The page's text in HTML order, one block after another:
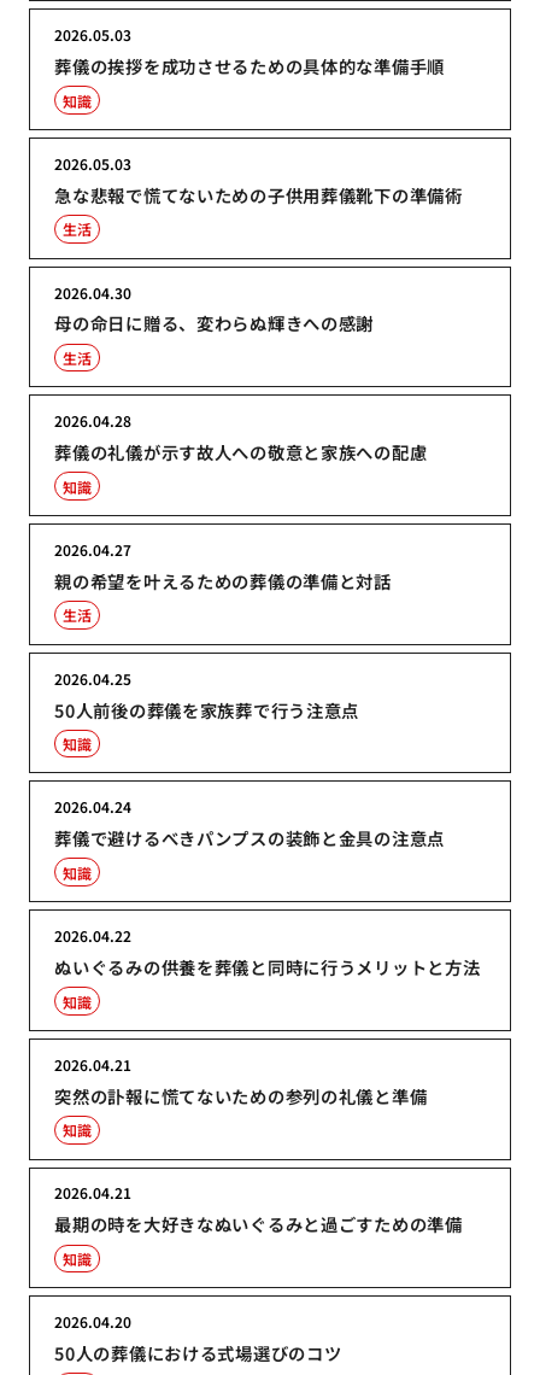
葬儀の挨拶を成功させるための具体的な準備手順
2026.05.03
知識
急な悲報で慌てないための子供用葬儀靴下の準備術
2026.05.03
生活
母の命日に贈る、変わらぬ輝きへの感謝
2026.04.30
生活
葬儀の礼儀が示す故人への敬意と家族への配慮
2026.04.28
知識
親の希望を叶えるための葬儀の準備と対話
2026.04.27
生活
50人前後の葬儀を家族葬で行う注意点
2026.04.25
知識
葬儀で避けるべきパンプスの装飾と金具の注意点
2026.04.24
知識
ぬいぐるみの供養を葬儀と同時に行うメリットと方法
2026.04.22
知識
突然の訃報に慌てないための参列の礼儀と準備
2026.04.21
知識
最期の時を大好きなぬいぐるみと過ごすための準備
2026.04.21
知識
50人の葬儀における式場選びのコツ
2026.04.20